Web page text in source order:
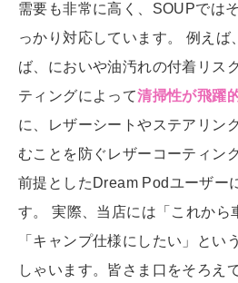
需要も非常に高く、SOUPでは
っかり対応しています。 例えば
ば、においや油汚れの付着リス
ティングによって清掃性が飛躍
に、レザーシートやステアリン
むことを防ぐレザーコーティン
前提としたDream Podユーザー
す。 実際、当店には「これから
「キャンプ仕様にしたい」とい
しゃいます。皆さま口をそろえ